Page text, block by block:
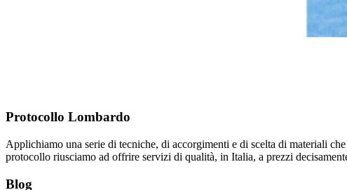
Protocollo Lombardo
Applichiamo una serie di tecniche, di accorgimenti e di scelta di materiali
protocollo riusciamo ad offrire servizi di qualità, in Italia, a prezzi
Blog